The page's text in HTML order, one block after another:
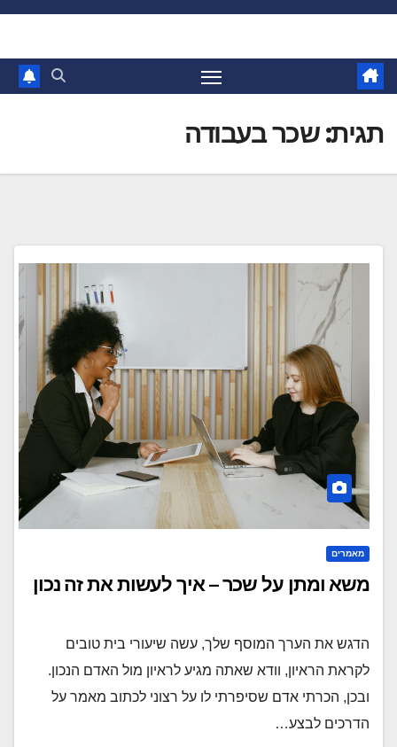
Skip
content
תגית:שכר בעבודה
מאמרים
משא ומתן על שכר – איך לעשות את זה נכון
הדגש את הערך המוסף שלך, עשה שיעורי בית טובים
לקראת הראיון, וודא שאתה מגיע לראיון מול האדם הנכון.
ובכן, הכרתי אדם שסיפרתי לו על רצוני לכתוב מאמר על
הדרכים לבצע…